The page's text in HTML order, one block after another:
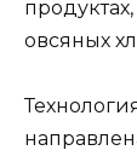
овсяных